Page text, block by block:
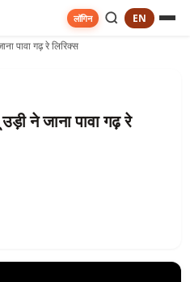
लॉगिन EN
पावा गढ़ रे लिरिक्स
ने जाना पावा गढ़ रे